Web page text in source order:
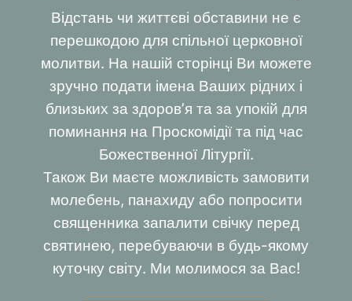
Відстань чи життєві обставини не є
перешкодою для спільної церковної
молитви. На нашій сторінці Ви можете
зручно подати імена Ваших рідних і
близьких за здоров’я та за упокій для
поминання на Проскомідії та під час
Божественної Літургії.
Також Ви маєте можливість замовити
молебень, панахиду або попросити
священника запалити свічку перед
святинею, перебуваючи в будь-якому
куточку світу. Ми молимося за Вас!